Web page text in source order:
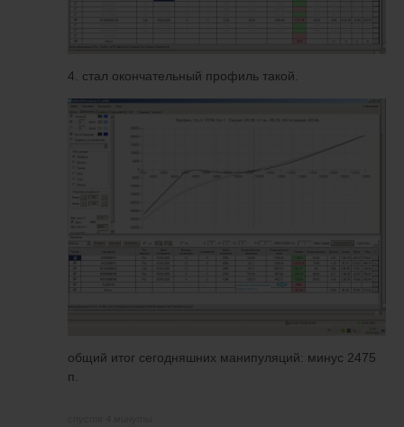
4. стал окончательный профиль такой.
общий итог сегодняшних манипуляций: минус 2475
п.